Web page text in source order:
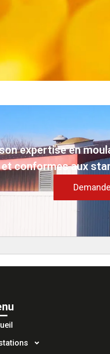
expertise en
et conformes aux